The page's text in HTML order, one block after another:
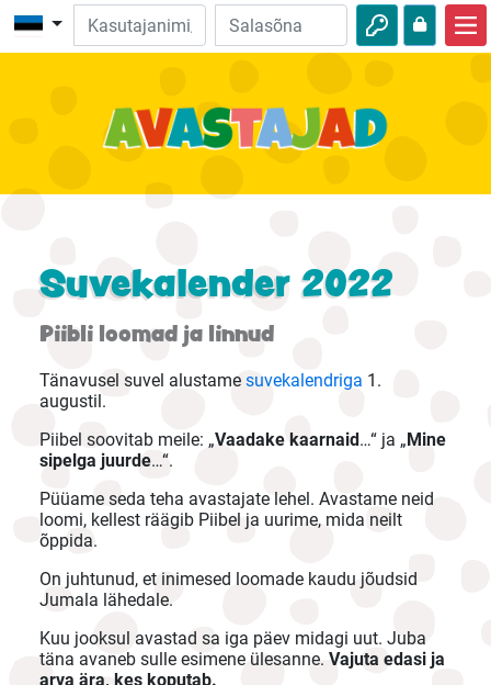
Piibliseiklused
Suvekalender 2022
Piibli loomad ja linnud
Tänavusel suvel alustame suvekalendriga 1.
augustil.
Piibel soovitab meile: „Vaadake kaarnaid…“ ja „Mine
sipelga juurde…“.
Püüame seda teha avastajate lehel. Avastame neid
loomi, kellest räägib Piibel ja uurime, mida neilt
õppida.
On juhtunud, et inimesed loomade kaudu jõudsid
Jumala lähedale.
Kuu jooksul avastad sa iga päev midagi uut. Juba
täna avaneb sulle esimene ülesanne. Vajuta edasi ja
arva ära, kes koputab.